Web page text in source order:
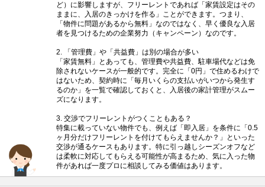
ど）に影響しますが、フリーレントであれば「家賃設定はその
ままに、入居のきっかけを作る」ことができます。つまり、
「物件に問題があるから無料」なのではなく、早く優良な入居
者を見つけるための企業努力（キャンペーン）なのです。
2. 「管理費」や「共益費」は別の場合が多い
「家賃無料」とあっても、管理費や共益費、駐車場代などは免
除されないケースが一般的です。完全に「0円」で住めるわけで
はないため、契約時に「毎月いくらの支払いがいつから発生す
るのか」を一覧で確認しておくと、入居後の家計管理がスムー
ズになります。
3. 交渉でフリーレントがつくこともある？
特集に載っていない物件でも、例えば「即入居」を条件に「0.5
ヶ月分だけフリーレントを付けてもらえませんか？」といった
交渉が通るケースもあります。特に引っ越しシーズンオフなど
は柔軟に対応してもらえる可能性が高まるため、気に入った物
件があれば一度プロに相談してみる価値はあります。